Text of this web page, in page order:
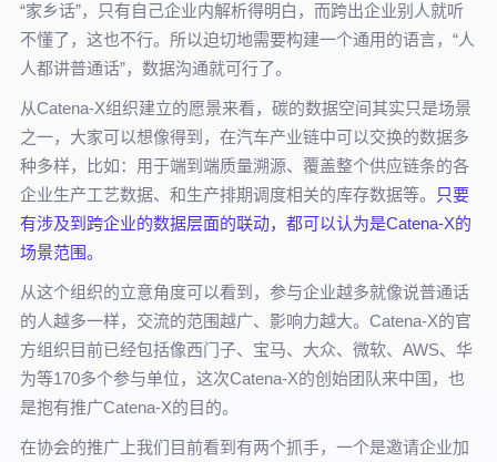
“家乡话”，只有自己企业内解析得明白，而跨出企业别人就听
不懂了，这也不行。所以迫切地需要构建一个通用的语言，“人
人都讲普通话”，数据沟通就可行了。
从Catena-X组织建立的愿景来看，碳的数据空间其实只是场景
之一，大家可以想像得到，在汽车产业链中可以交换的数据多
种多样，比如：用于端到端质量溯源、覆盖整个供应链条的各
企业生产工艺数据、和生产排期调度相关的库存数据等。
只要
有涉及到跨企业的数据层面的联动，都可以认为是Catena-X的
场景范围。
从这个组织的立意角度可以看到，参与企业越多就像说普通话
的人越多一样，交流的范围越广、影响力越大。Catena-X的官
方组织目前已经包括像西门子、宝马、大众、微软、AWS、华
为等170多个参与单位，这次Catena-X的创始团队来中国，也
是抱有推广Catena-X的目的。
在协会的推广上我们目前看到有两个抓手，一个是邀请企业加